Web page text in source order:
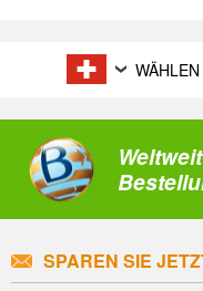
SPAREN SIE